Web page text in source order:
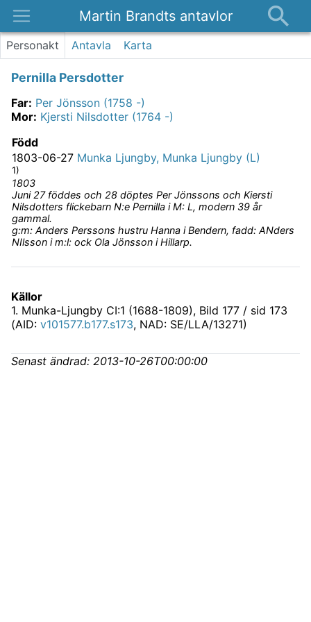
Martin Brandts antavlor
Platser
Kontakt
Personakt Antavla Karta
Pernilla Persdotter
Far: Per Jönsson (1758 -)
Mor: Kjersti Nilsdotter (1764 -)
Född
1803-06-27 Munka Ljungby, Munka Ljungby (L)
1)
1803
Juni 27 föddes och 28 döptes Per Jönssons och Kiersti
Nilsdotters flickebarn N:e Pernilla i M: L, modern 39 år
gammal.
g:m: Anders Perssons hustru Hanna i Bendern, fadd: ANders
NIlsson i m:l: ock Ola Jönsson i Hillarp.
Källor
1. Munka-Ljungby CI:1 (1688-1809), Bild 177 / sid 173
(AID: v101577.b177.s173, NAD: SE/LLA/13271)
Senast ändrad: 2013-10-26T00:00:00